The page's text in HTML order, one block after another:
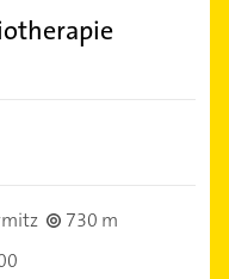
730 m